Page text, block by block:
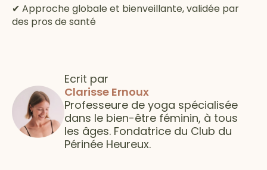
✔ Approche globale et bienveillante, validée par
des pros de santé
Ecrit par
Clarisse Ernoux
Professeure de yoga spécialisée
dans le bien-être féminin, à tous
les âges. Fondatrice du Club du
Périnée Heureux.